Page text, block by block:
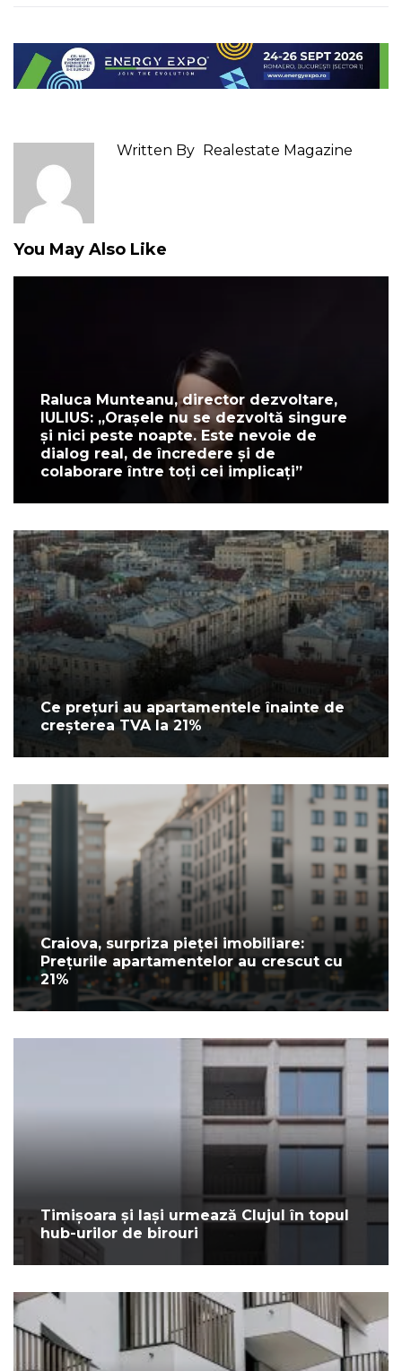
Written By Realestate Magazine
You May Also Like
Raluca Munteanu, director dezvoltare,
IULIUS: „Orașele nu se dezvoltă singure
și nici peste noapte. Este nevoie de
dialog real, de încredere și de
colaborare între toți cei implicați”
Ce prețuri au apartamentele înainte de
creșterea TVA la 21%
Craiova, surpriza pieței imobiliare:
Prețurile apartamentelor au crescut cu
21%
Timișoara și Iași urmează Clujul în topul
hub-urilor de birouri